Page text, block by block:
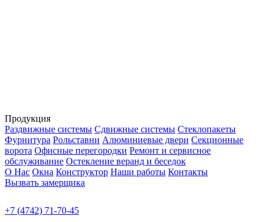
Продукция
Раздвижные системы Сдвижные системы Стеклопакеты
Фурнитура Рольставни Алюминиевые двери Секционные
ворота Офисные перегородки Ремонт и сервисное
обслуживание Остекление веранд и беседок
О Нас Окна Конструктор Наши работы Контакты
Вызвать замерщика
+7 (4742) 71-70-45